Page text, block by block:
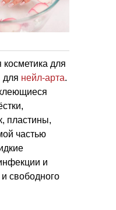
для
для нейл-арта.
пластины,
частью
и
свободного